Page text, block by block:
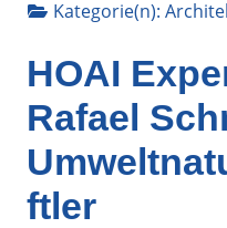
Kategorie(n):
HOAI
Rafael
ftler